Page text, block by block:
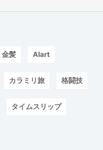
金髪 AIart
カラミリ旅 格闘技
タイムスリップ